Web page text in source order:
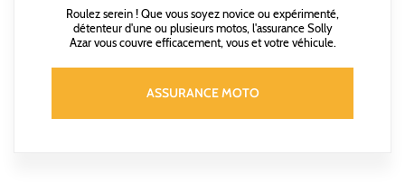
Roulez serein ! Que vous soyez novice ou expérimenté,
détenteur d'une ou plusieurs motos, l'assurance Solly
Azar vous couvre efficacement, vous et votre véhicule.
ASSURANCE MOTO